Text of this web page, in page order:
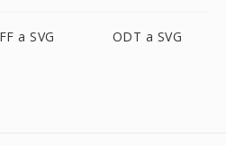
a SVG ODT a SVG